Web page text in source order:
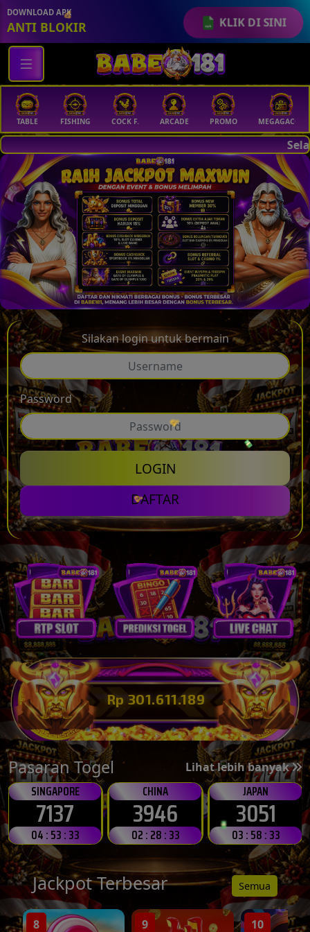
KLIK DI SINI
DOWNLOAD APK
ANTI BLOKIR
TABLE FISHING COCK F. ARCADE PROMO MEGAGACOR
Selamat Datang Di
Silakan login untuk bermain
Password
LOGIN
DAFTAR
Rp 301.628.069
Pasaran Togel Lihat lebih banyak
SINGAPORE
7137
04 : 53 : 30
CHINA
3946
02 : 28 : 30
JAPAN
3051
03 : 58 : 30
Jackpot Terbesar Semua
8 9 10
💰